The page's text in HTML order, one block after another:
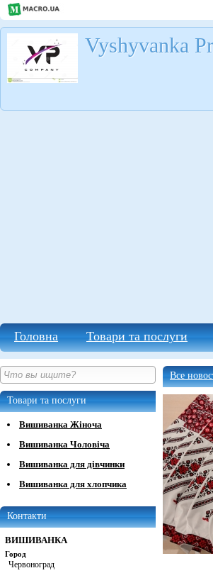
Vyshyvanka
Головна Товари та послуги
Товари та послуги
Вишиванка Жіноча
Вишиванка Чоловіча
Вишиванка для дівчинки
Вишиванка для хлопчика
Контакти
ВИШИВАНКА
Город
Червоноград
Все